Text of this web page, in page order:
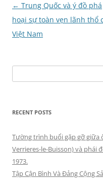
Post
navigation
← Trung Quốc và ý đồ phá
hoại sự toàn vẹn lãnh thổ
Việt Nam
for:
RECENT POSTS
Tường trình buổi gặp gỡ giữa
Verrieres-le-Buisson) và phái
1973.
Tập Cận Bình Và Đảng Cộng